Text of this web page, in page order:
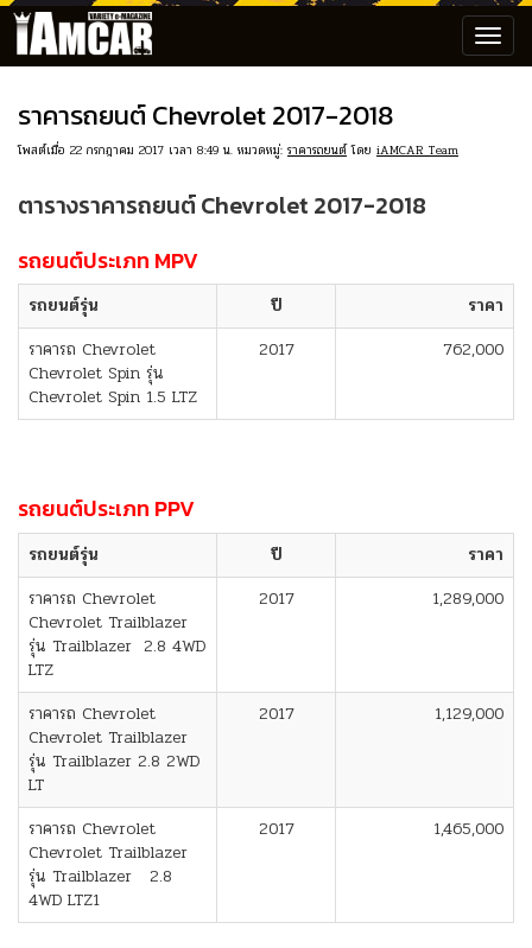
ราคารถยนต์ Chevrolet 2017-2018
โพสต์เมื่อ 22 กรกฎาคม 2017 เวลา 8:49 น. หมวดหมู่: ราคารถยนต์โดย iAMCAR Team
ตารางราคารถยนต์ Chevrolet 2017-2018
รถยนต์ประเภท MPV
รถยนต์รุ่น ปี
ราคา
ราคารถ Chevrolet
Chevrolet Spin รุ่น
Chevrolet Spin 1.5 LTZ
2017 762,000
รถยนต์ประเภท PPV
รถยนต์รุ่น ปี
ราคา
ราคารถ Chevrolet
Chevrolet Trailblazer
รุ่น Trailblazer 2.8 4WD
LTZ
2017 1,289,000
ราคารถ Chevrolet
Chevrolet Trailblazer
รุ่น Trailblazer 2.8 2WD
LT
2017 1,129,000
ราคารถ Chevrolet
Chevrolet Trailblazer
รุ่น Trailblazer 2.8
4WD LTZ1
2017 1,465,000